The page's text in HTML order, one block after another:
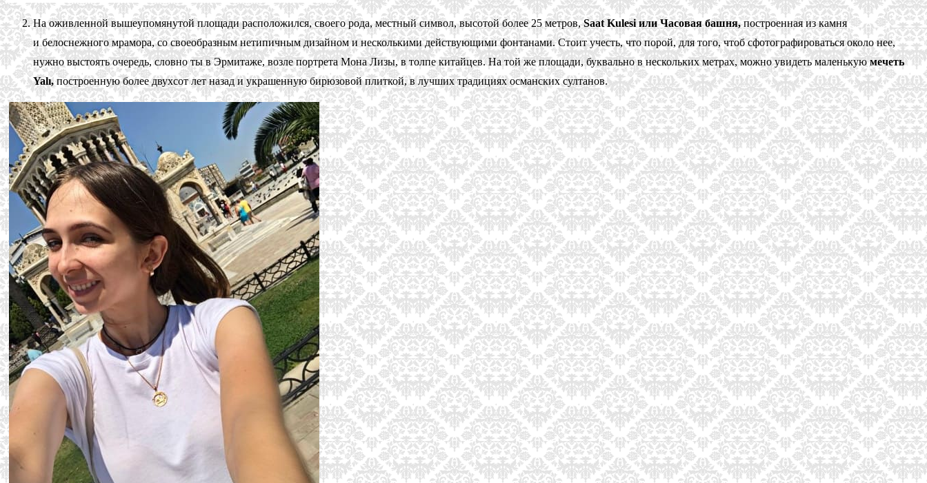
На оживленной вышеупомянутой площади расположился, своего рода, местный символ, высотой более 25 метров,Saat Kulesi или Часовая башня,построенная из камня
и белоснежного мрамора, со своеобразным нетипичным дизайном и несколькими действующими фонтанами. Стоит учесть, что порой, для того, чтоб сфотографироваться около нее,
нужно выстоять очередь, словно ты в Эрмитаже, возле портрета Мона Лизы, в толпе китайцев. На той же площади, буквально в нескольких метрах, можно увидеть маленькуюмечеть
Yalı,построенную более двухсот лет назад и украшенную бирюзовой плиткой, в лучших традициях османских султанов.